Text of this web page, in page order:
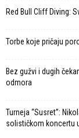
Red Bull Cliff Diving:
Torbe koje pričaju
Bez gužvi i dugih
odmora
Turneja “Susret”:
solističkom koncertu